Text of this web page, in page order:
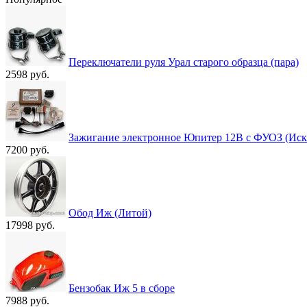
Переключатели руля Урал старого образца (пара)
2598 руб.
Зажигание электронное Юпитер 12В с ФУОЗ
7200 руб.
Обод Иж (Литой)
17998 руб.
Бензобак Иж 5 в сборе
7988 руб.